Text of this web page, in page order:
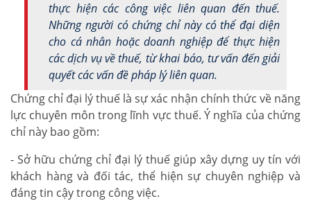
thực hiện các công việc liên quan đến thuế.
Những người có chứng chỉ này có thể đại diện
cho cá nhân hoặc doanh nghiệp để thực hiện
các dịch vụ về thuế, từ khai báo, tư vấn đến giải
quyết các vấn đề pháp lý liên quan.
Chứng chỉ đại lý thuế là sự xác nhận chính thức về năng
lực chuyên môn trong lĩnh vực thuế. Ý nghĩa của chứng
chỉ này bao gồm:
- Sở hữu chứng chỉ đại lý thuế giúp xây dựng uy tín với
khách hàng và đối tác, thể hiện sự chuyên nghiệp và
đáng tin cậy trong công việc.